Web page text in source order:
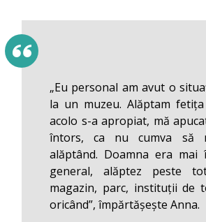
„Eu personal am avut o
la un muzeu. Alăptam
acolo s-a apropiat, mă
întors, ca nu cumva să
alăptând. Doamna era
general, alăptez peste
magazin, parc, instituții de
oricând”, împărtășește Anna.